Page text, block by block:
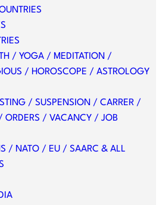
/ YOGA / MEDITATION /
/ HOROSCOPE / ASTROLOGY
/ SUSPENSION / CARRER /
ORDERS / VACANCY / JOB
/ NATO / EU / SAARC & ALL